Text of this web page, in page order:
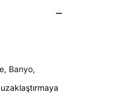
Banyo,